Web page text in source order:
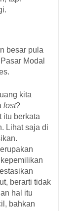
besar pula
Modal
kita
lost?
itu berkata
Lihat saja di
berarti tidak
hal itu
bahkan